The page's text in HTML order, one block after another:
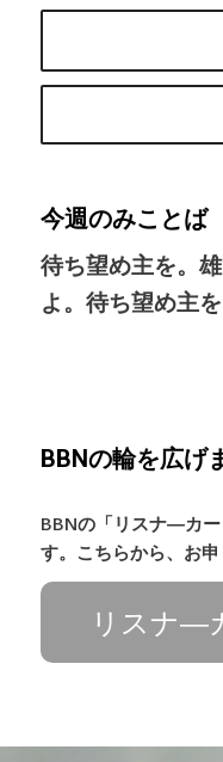
今週のみことば
待ち望め主を。
よ。待ち望め主を
BBNの輪を広げ
BBNの「リスナ―カ
す。こちらから、お申
リスナ―